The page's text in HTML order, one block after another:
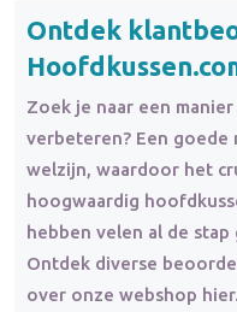
Ontdek
Zoek je naar een
verbeteren? Een goede
welzijn, waardoor het
hoogwaardig
hebben velen al de stap
Ontdek diverse
over onze webshop hier.